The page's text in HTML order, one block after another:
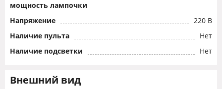
мощность лампочки
Напряжение
220 В
Наличие пульта
Нет
Наличие подсветки
Нет
Внешний вид